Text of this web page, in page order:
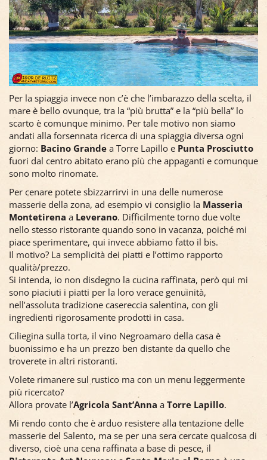
Per la spiaggia invece non c’è che l’imbarazzo della scelta, il
mare è bello ovunque, tra la “più brutta” e la “più bella” lo
scarto è comunque minimo. Per tale motivo non siamo
andati alla forsennata ricerca di una spiaggia diversa ogni
giorno: Bacino Grande a Torre Lapillo e Punta Prosciutto
fuori dal centro abitato erano più che appaganti e comunque
sono molto rinomate.
Per cenare potete sbizzarrirvi in una delle numerose
masserie della zona, ad esempio vi consiglio la Masseria
Montetirena a Leverano. Difficilmente torno due volte
nello stesso ristorante quando sono in vacanza, poiché mi
piace sperimentare, qui invece abbiamo fatto il bis.
Il motivo? La semplicità dei piatti e l’ottimo rapporto
qualità/prezzo.
Si intenda, io non disdegno la cucina raffinata, però qui mi
sono piaciuti i piatti per la loro verace genuinità,
nell’assoluta tradizione casereccia salentina, con gli
ingredienti rigorosamente prodotti in casa.
Ciliegina sulla torta, il vino Negroamaro della casa è
buonissimo e ha un prezzo ben distante da quello che
troverete in altri ristoranti.
Volete rimanere sul rustico ma con un menu leggermente
più ricercato?
Allora provate l’Agricola Sant’Anna a Torre Lapillo.
Mi rendo conto che è arduo resistere alla tentazione delle
masserie del Salento, ma se per una sera cercate qualcosa di
diverso, cioè una cena raffinata a base di pesce, il